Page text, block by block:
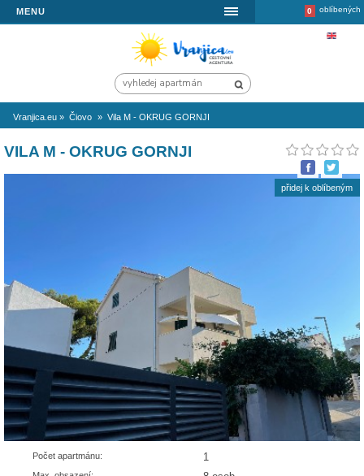
MENU
Vranjica.eu » Čiovo » Vila M - OKRUG GORNJI